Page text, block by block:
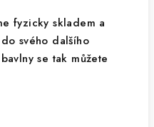
fyzicky skladem a
svého dalšího
se tak můžete